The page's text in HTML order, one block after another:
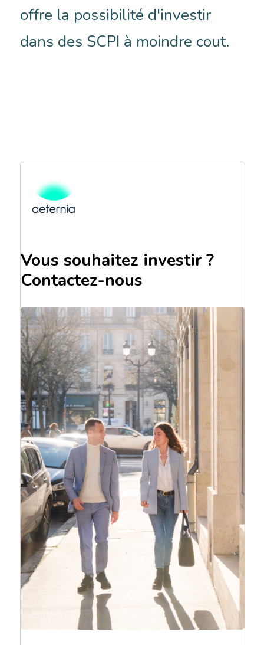
offre la possibilité d'investir
dans des SCPI à moindre cout.
Vous souhaitez investir ?
Contactez-nous